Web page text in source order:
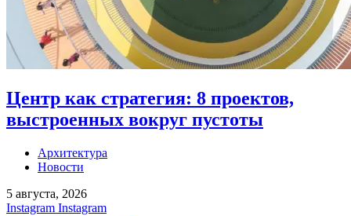
Центр как стратегия: 8 проектов,
выстроенных вокруг пустоты
Архитектура
Новости
5 августа, 2026
Instagram Instagram